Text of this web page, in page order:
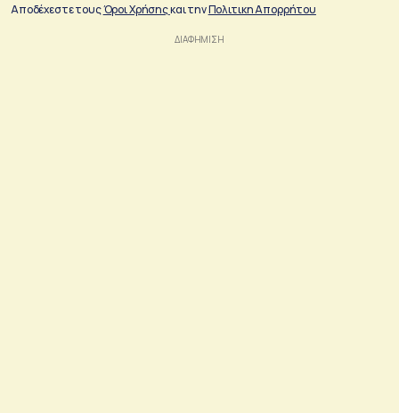
Αποδέχεστε τουςΌροι Χρήσηςκαι τηνΠολιτικη Απορρήτου